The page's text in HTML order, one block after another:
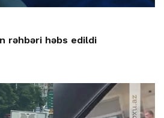
rəhbəri həbs edildi